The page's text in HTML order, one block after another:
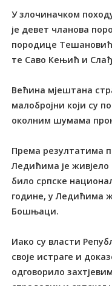
У злочиначком
је девет чланова
породице
те Саво Кењић и
Већина мјештана
малобројни који су
околним шумама
Према резултатима
Ледићима је живјело
било српске
године, у Ледићима
Бошњаци.
Иако су власти
своје истраге и
одговорило